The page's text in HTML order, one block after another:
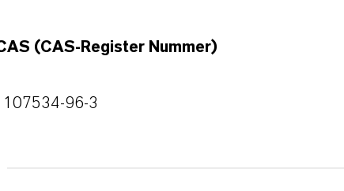
(CAS-Register Nummer)
107534-96-3